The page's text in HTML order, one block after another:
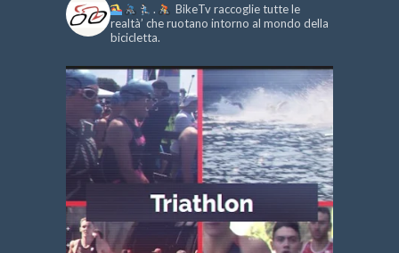
.
BikeTv raccoglie tutte le
realtà’ che ruotano intorno al mondo della
bicicletta.